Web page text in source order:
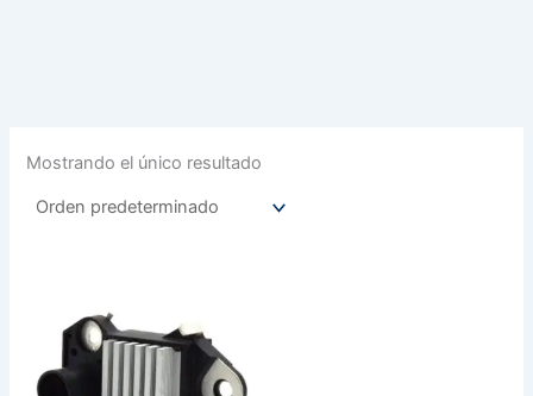
Mostrando el único resultado